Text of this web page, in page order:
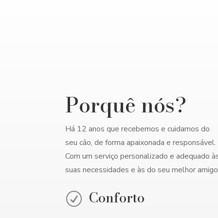
Porquê nós?
Há 12 anos que recebemos e cuidamos do
seu cão, de forma apaixonada e responsável.
Com um serviço personalizado e adequado
suas necessidades e às do seu melhor
R Conforto